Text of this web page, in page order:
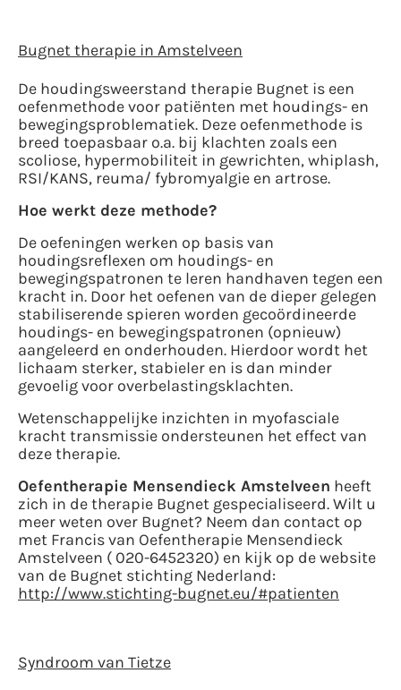
Bugnet therapie in Amstelveen
De houdingsweerstand therapie Bugnet is een
oefenmethode voor patiënten met houdings- en
bewegingsproblematiek. Deze oefenmethode is
breed toepasbaar o.a. bij klachten zoals een
scoliose, hypermobiliteit in gewrichten, whiplash,
RSI/KANS, reuma/ fybromyalgie en artrose.
Hoe werkt deze methode?
De oefeningen werken op basis van
houdingsreflexen om houdings- en
bewegingspatronen te leren handhaven tegen een
kracht in. Door het oefenen van de dieper gelegen
stabiliserende spieren worden gecoördineerde
houdings- en bewegingspatronen (opnieuw)
aangeleerd en onderhouden. Hierdoor wordt het
lichaam sterker, stabieler en is dan minder
gevoelig voor overbelastingsklachten.
Wetenschappelijke inzichten in myofasciale
kracht transmissie ondersteunen het effect van
deze therapie.
Oefentherapie Mensendieck Amstelveen heeft
zich in de therapie Bugnet gespecialiseerd. Wilt u
meer weten over Bugnet? Neem dan contact op
met Francis van Oefentherapie Mensendieck
Amstelveen ( 020-6452320) en kijk op de website
van de Bugnet stichting Nederland:
http://www.stichting-bugnet.eu/#patienten
Syndroom van Tietze